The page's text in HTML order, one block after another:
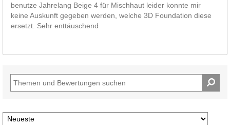
benutze Jahrelang Beige 4 für Mischhaut leider konnte mir
keine Auskunft gegeben werden, welche 3D Foundation diese
ersetzt. Sehr enttäuschend